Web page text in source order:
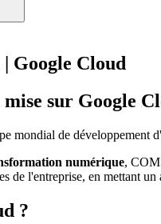
Google Cloud
sur Google
mondial de développement
numérique,
de l'entreprise, en mettant
?